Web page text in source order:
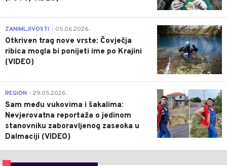
0
ZANIMLJIVOSTI 05.06.2026.
Otkriven trag nove vrste: Čovječja
ribica mogla bi ponijeti ime po Krajini
(VIDEO)
0
REGION 29.05.2026.
Sam među vukovima i šakalima:
Nevjerovatna reportaža o jedinom
stanovniku zaboravljenog zaseoka u
Dalmaciji (VIDEO)